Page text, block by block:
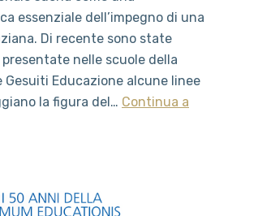
essenziale dell’impegno di una
Di recente sono state
nelle scuole della
Gesuiti Educazione alcune linee
la figura del… Continua a